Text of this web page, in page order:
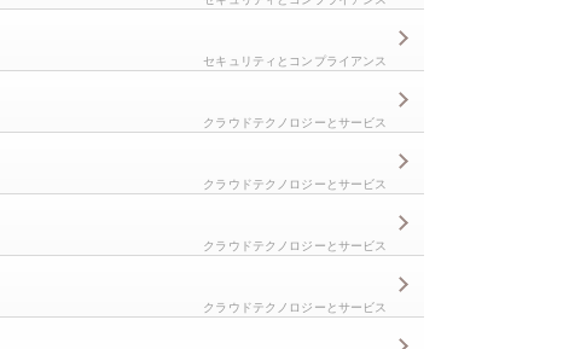
セキュリティとコンプライアンス
クラウドテクノロジーとサービス
クラウドテクノロジーとサービス
クラウドテクノロジーとサービス
クラウドテクノロジーとサービス